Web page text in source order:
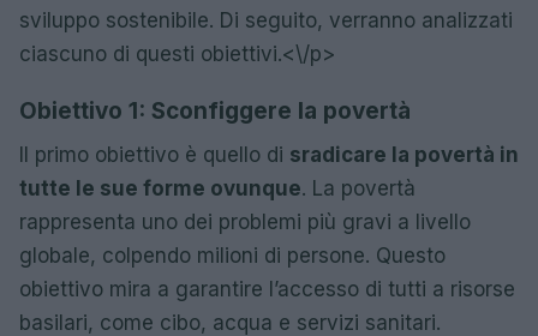
sviluppo sostenibile. Di seguito, verranno analizzati
ciascuno di questi obiettivi.<\/p>
Obiettivo 1: Sconfiggere la povertà
Il primo obiettivo è quello di sradicare la povertà in
tutte le sue forme ovunque. La povertà
rappresenta uno dei problemi più gravi a livello
globale, colpendo milioni di persone. Questo
obiettivo mira a garantire l’accesso di tutti a risorse
basilari, come cibo, acqua e servizi sanitari.